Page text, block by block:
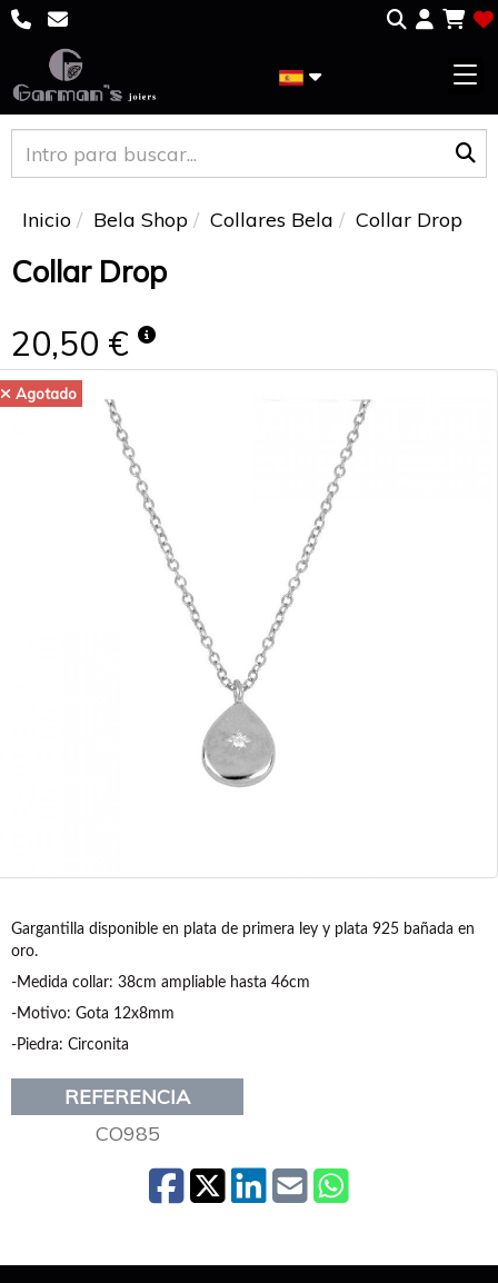
Inicio Bela Shop Collares Bela Collar Drop
Collar Drop
20,50 €
Agotado
Gargantilla disponible en plata de primera ley y plata 925 bañada en
oro.
-Medida collar: 38cm ampliable hasta 46cm
-Motivo: Gota 12x8mm
-Piedra: Circonita
REFERENCIA
CO985